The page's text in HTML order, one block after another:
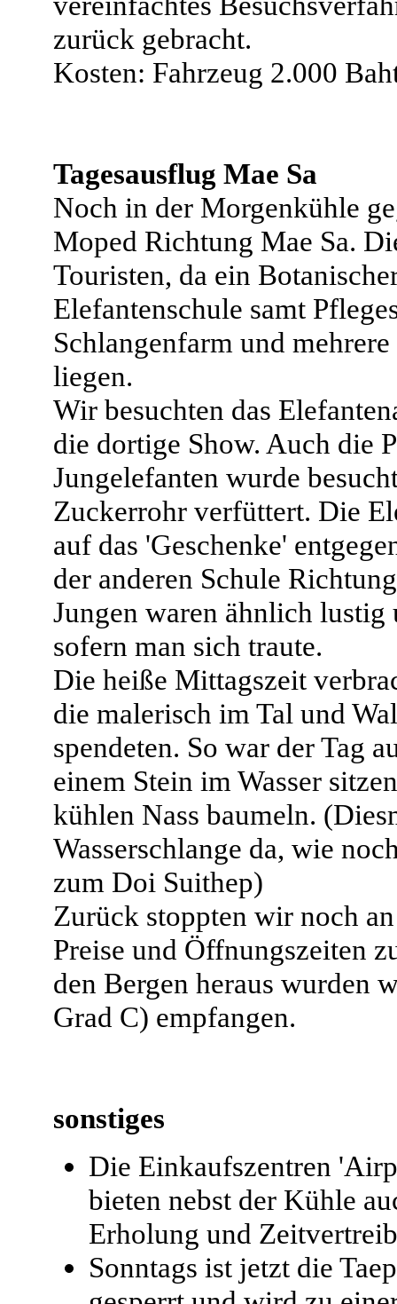
zurück gebracht.
Kosten: Fahrzeug 2.000
Tagesausflug Mae Sa
Noch in der Morgenkühle
Moped Richtung Mae Sa.
Touristen, da ein
Elefantenschule samt
Schlangenfarm und
liegen.
Wir besuchten das
die dortige Show. Auch die
Jungelefanten wurde
Zuckerrohr verfüttert. Die
auf das 'Geschenke'
der anderen Schule
Jungen waren ähnlich
sofern man sich traute.
Die heiße Mittagszeit
die malerisch im Tal und
spendeten. So war der Tag
einem Stein im Wasser
kühlen Nass baumeln.
Wasserschlange da, wie
zum Doi Suithep)
Zurück stoppten wir noch
Preise und Öffnungszeiten
den Bergen heraus wurden
Grad C) empfangen.
sonstiges
Die Einkaufszentren
bieten nebst der Kühle
Erholung und
Sonntags ist jetzt die